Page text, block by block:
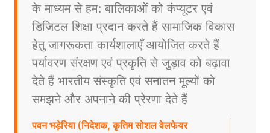
के माध्यम से हम: बालिकाओं को कंप्यूटर एवं
डिजिटल शिक्षा प्रदान करते हैं सामाजिक विकास
हेतु जागरूकता कार्यशालाएँ आयोजित करते हैं
पर्यावरण संरक्षण एवं प्रकृति से जुड़ाव को बढ़ावा
देते हैं भारतीय संस्कृति एवं सनातन मूल्यों को
समझने और अपनाने की प्रेरणा देते हैं
पवन भड़ेरिया (निदेशक, कृतिम सोशल वेलफेयर